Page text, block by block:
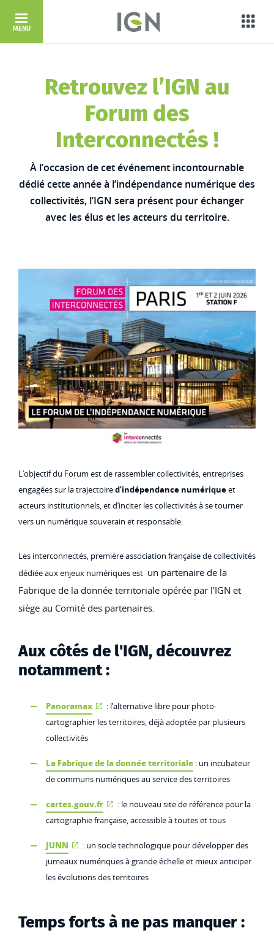
Aller au contenu principal
MENU
Retrouvez l’IGN au
Forum des
Interconnectés !
À l’occasion de cet événement incontournable
dédié cette année à l’indépendance numérique des
collectivités, l’IGN sera présent pour échanger
avec les élus et les acteurs du territoire.
L’objectif du Forum est de rassembler collectivités, entreprises
engagées sur la trajectoired’indépendance numériqueet
acteurs institutionnels, et d’inciter les collectivités à se tourner
vers un numérique souverain et responsable.
Les interconnectés, première association française de collectivités
dédiée aux enjeux numériques est un partenaire de la
Fabrique de la donnée territoriale opérée par l'IGN et
siège au Comité des partenaires.
Aux côtés de l'IGN, découvrez
notamment :
Panoramax
: l’alternative libre pour photo-
cartographier les territoires, déjà adoptée par plusieurs
collectivités
La Fabrique de la donnée territoriale : un incubateur
de communs numériques au service des territoires
cartes.gouv.fr
: le nouveau site de référence pour la
cartographie française, accessible à toutes et tous
JUNN
: un socle technologique pour développer des
jumeaux numériques à grande échelle et mieux anticiper
les évolutions des territoires
Temps forts à ne pas manquer :